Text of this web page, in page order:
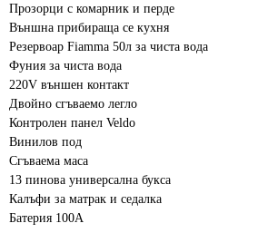
Прозорци с комарник и перде
Външна прибираща се кухня
Резервоар Fiamma 50л за чиста вода
Фуния за чиста вода
220V външен контакт
Двойно сгъваемо легло
Контролен панел Veldo
Винилов под
Сгъваема маса
13 пинова универсална букса
Калъфи за матрак и седалка
Батерия 100А